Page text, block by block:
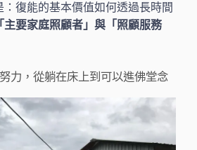
：復能的基本價值如何透過長時間
「主要家庭照顧者」與「照顧服務
力，從躺在床上到可以進佛堂念